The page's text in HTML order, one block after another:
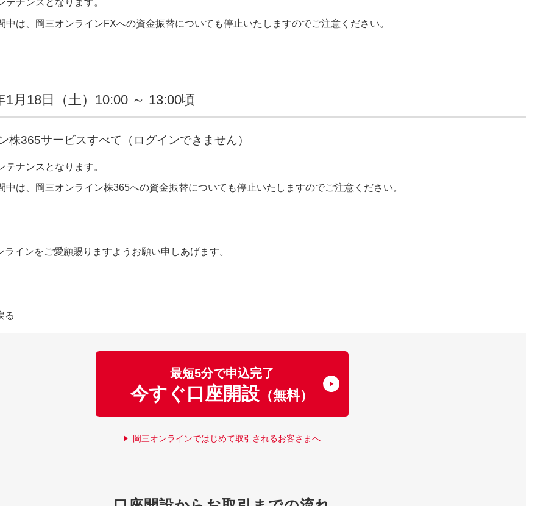
テナンスとなります。
中は、岡三オンラインFXへの資金振替についても停止いたしますのでご注意ください。
1月18日（土）10:00 ～ 13:00頃
株365サービスすべて（ログインできません）
テナンスとなります。
中は、岡三オンライン株365への資金振替についても停止いたしますのでご注意ください。
インをご愛顧賜りますようお願い申しあげます。
る
最短5分で申込完了
今すぐ口座開設 （無料）
岡三オンラインではじめて取引されるお客さまへ